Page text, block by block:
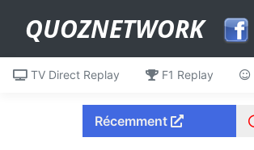
QUOZNETWORK
TV Direct Replay F1 Replay
Récemment